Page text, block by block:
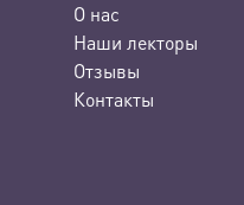
О нас
Наши лекторы
Отзывы
Контакты